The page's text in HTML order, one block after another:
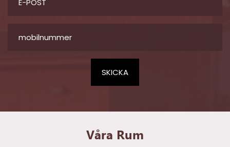
Våra Rum